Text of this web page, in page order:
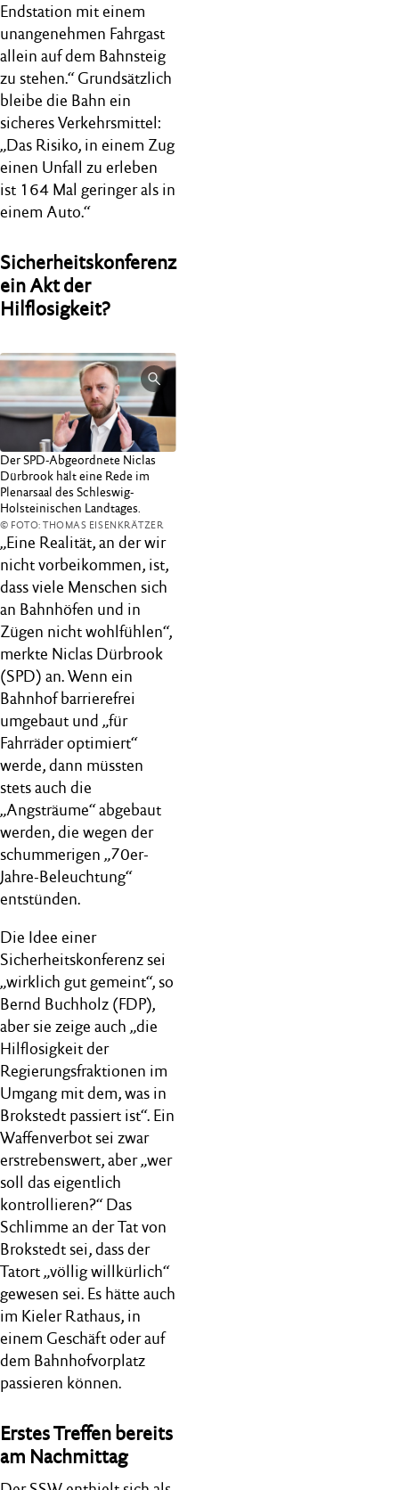
Endstation mit einem
unangenehmen Fahrgast
allein auf dem Bahnsteig
zu stehen.“ Grundsätzlich
bleibe die Bahn ein
sicheres Verkehrsmittel:
„Das Risiko, in einem Zug
einen Unfall zu erleben
ist 164 Mal geringer als in
einem Auto.“
Sicherheitskonferenz
ein Akt der
Hilflosigkeit?
Der SPD-Abgeordnete Niclas
Dürbrook hält eine Rede im
Plenarsaal des Schleswig-
Holsteinischen Landtages.
© FOTO: THOMAS EISENKRÄTZER
„Eine Realität, an der wir
nicht vorbeikommen, ist,
dass viele Menschen sich
an Bahnhöfen und in
Zügen nicht wohlfühlen“,
merkte Niclas Dürbrook
(SPD) an. Wenn ein
Bahnhof barrierefrei
umgebaut und „für
Fahrräder optimiert“
werde, dann müssten
stets auch die
„Angsträume“ abgebaut
werden, die wegen der
schummerigen „70er-
Jahre-Beleuchtung“
entstünden.
Die Idee einer
Sicherheitskonferenz sei
„wirklich gut gemeint“, so
Bernd Buchholz (FDP),
aber sie zeige auch „die
Hilflosigkeit der
Regierungsfraktionen im
Umgang mit dem, was in
Brokstedt passiert ist“. Ein
Waffenverbot sei zwar
erstrebenswert, aber „wer
soll das eigentlich
kontrollieren?“ Das
Schlimme an der Tat von
Brokstedt sei, dass der
Tatort „völlig willkürlich“
gewesen sei. Es hätte auch
im Kieler Rathaus, in
einem Geschäft oder auf
dem Bahnhofvorplatz
passieren können.
Erstes Treffen bereits
am Nachmittag